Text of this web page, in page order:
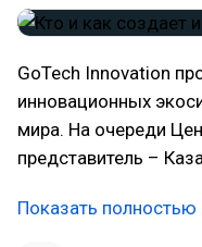
GoTech Innovation
инновационных
мира. На очереди
представитель –
Показать полностью